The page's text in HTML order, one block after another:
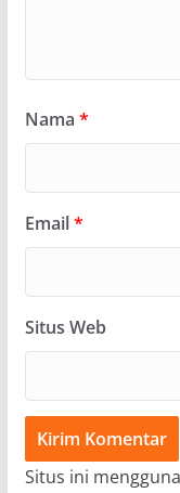
Nama *
Email*
Situs Web
Situs ini